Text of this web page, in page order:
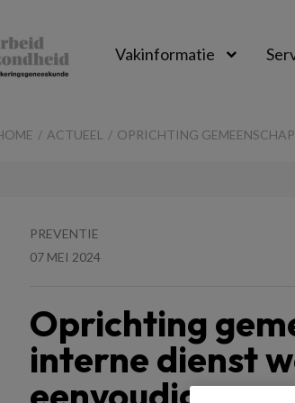
Vakinformatie
ACTUEEL OPRICHTING
PREVENTIE
07 MEI 2024
Oprichting
interne dienst